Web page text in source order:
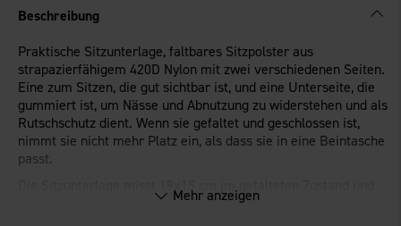
Beschreibung
Praktische Sitzunterlage, faltbares Sitzpolster aus
strapazierfähigem 420D Nylon mit zwei verschiedenen Seiten.
Eine zum Sitzen, die gut sichtbar ist, und eine Unterseite, die
gummiert ist, um Nässe und Abnutzung zu widerstehen und als
Rutschschutz dient. Wenn sie gefaltet und geschlossen ist,
nimmt sie nicht mehr Platz ein, als dass sie in eine Beintasche
passt.
38x28 cm im ausgeklappten Zustand.
Mehr anzeigen